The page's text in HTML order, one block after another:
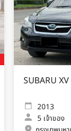
SUBARU
2013
5 เจ้าของ